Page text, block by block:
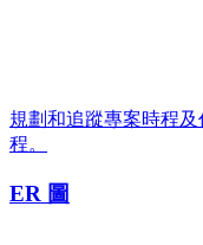
規劃和追蹤專案時程
程。
ER 圖